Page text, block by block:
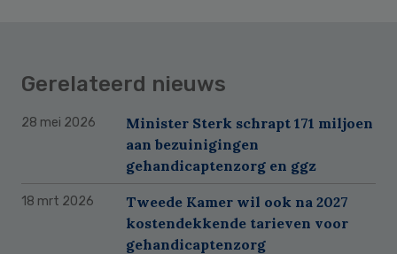
Gerelateerd nieuws
28 mei 2026
Minister Sterk schrapt 171 miljoen
aan bezuinigingen
gehandicaptenzorg en ggz
18 mrt 2026
Tweede Kamer wil ook na 2027
kostendekkende tarieven voor
gehandicaptenzorg